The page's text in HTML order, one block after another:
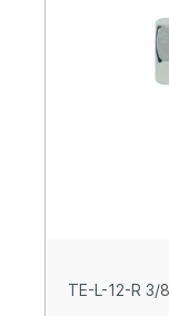
TE-L-12-R 3/